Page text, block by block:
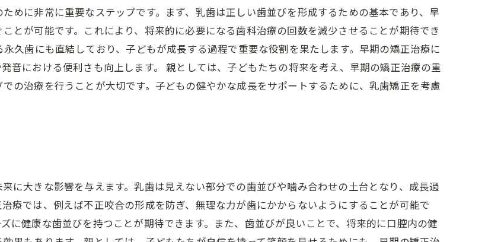
めに非常に重要なステップです。まず、乳歯は正しい歯並びを形成するための基本であり、早
とが可能です。これにより、将来的に必要になる歯科治療の回数を減少させることが期待でき
久歯にも直結しており、子どもが成長する過程で重要な役割を果たします。早期の矯正治療に
音における便利さも向上します。 親としては、子どもたちの将来を考え、早期の矯正治療の重
の治療を行うことが大切です。子どもの健やかな成長をサポートするために、乳歯矯正を考慮
に大きな影響を与えます。乳歯は見えない部分での歯並びや噛み合わせの土台となり、成長過
療では、例えば不正咬合の形成を防ぎ、無理な力が歯にかからないようにすることが可能で
に健康な歯並びを持つことが期待できます。また、歯並びが良いことで、将来的に口腔内の健